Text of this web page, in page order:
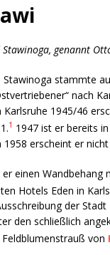
genannt
stammte
nach
Karlsruhe 1945/46
1 1947 ist er bereits
1958 erscheint er
einen
Hotels Eden in
der
den schließlich
von